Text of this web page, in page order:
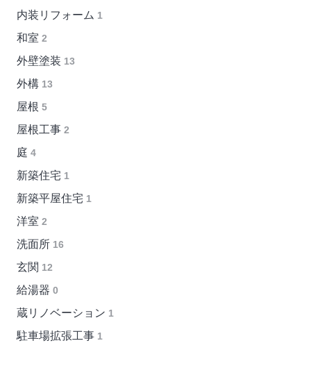
内装リフォーム 1
和室 2
外壁塗装 13
外構 13
屋根 5
屋根工事 2
庭 4
新築住宅 1
新築平屋住宅 1
洋室 2
洗面所 16
玄関 12
給湯器 0
蔵リノベーション 1
駐車場拡張工事 1